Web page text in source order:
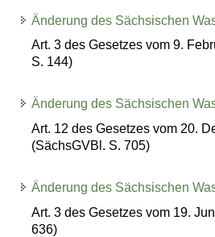
Änderung des Sächsischen
Art. 3 des Gesetzes vom 9.
S. 144)
Änderung des Sächsischen
Art. 12 des Gesetzes vom 20.
(SächsGVBl. S. 705)
Änderung des Sächsischen
Art. 3 des Gesetzes vom 19.
636)